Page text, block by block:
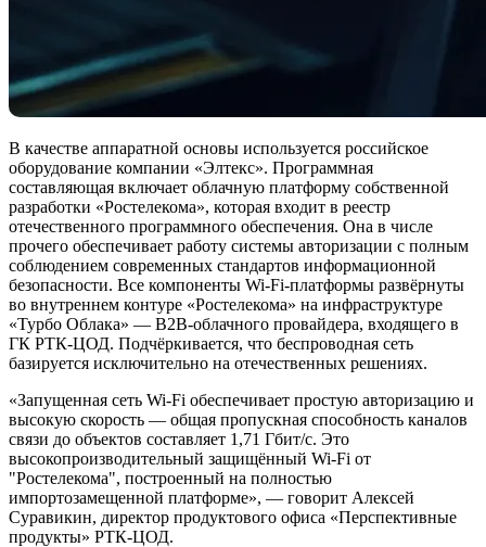
В качестве аппаратной основы используется российское
оборудование компании «Элтекс». Программная
составляющая включает облачную платформу собственной
разработки «Ростелекома», которая входит в реестр
отечественного программного обеспечения. Она в числе
прочего обеспечивает работу системы авторизации с полным
соблюдением современных стандартов информационной
безопасности. Все компоненты Wi-Fi-платформы развёрнуты
во внутреннем контуре «Ростелекома» на инфраструктуре
«Турбо Облака» — B2B-облачного провайдера, входящего в
ГК РТК-ЦОД. Подчёркивается, что беспроводная сеть
базируется исключительно на отечественных решениях.
«Запущенная сеть Wi-Fi обеспечивает простую авторизацию и
высокую скорость — общая пропускная способность каналов
связи до объектов составляет 1,71 Гбит/с. Это
высокопроизводительный защищённый Wi-Fi от
"Ростелекома", построенный на полностью
импортозамещенной платформе», — говорит Алексей
Суравикин, директор продуктового офиса «Перспективные
продукты» РТК-ЦОД.